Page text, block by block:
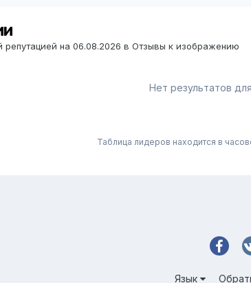
на 06.08.2026 в Отзывы к изображению
Нет результатов
Таблица лидеров находится в
Язык